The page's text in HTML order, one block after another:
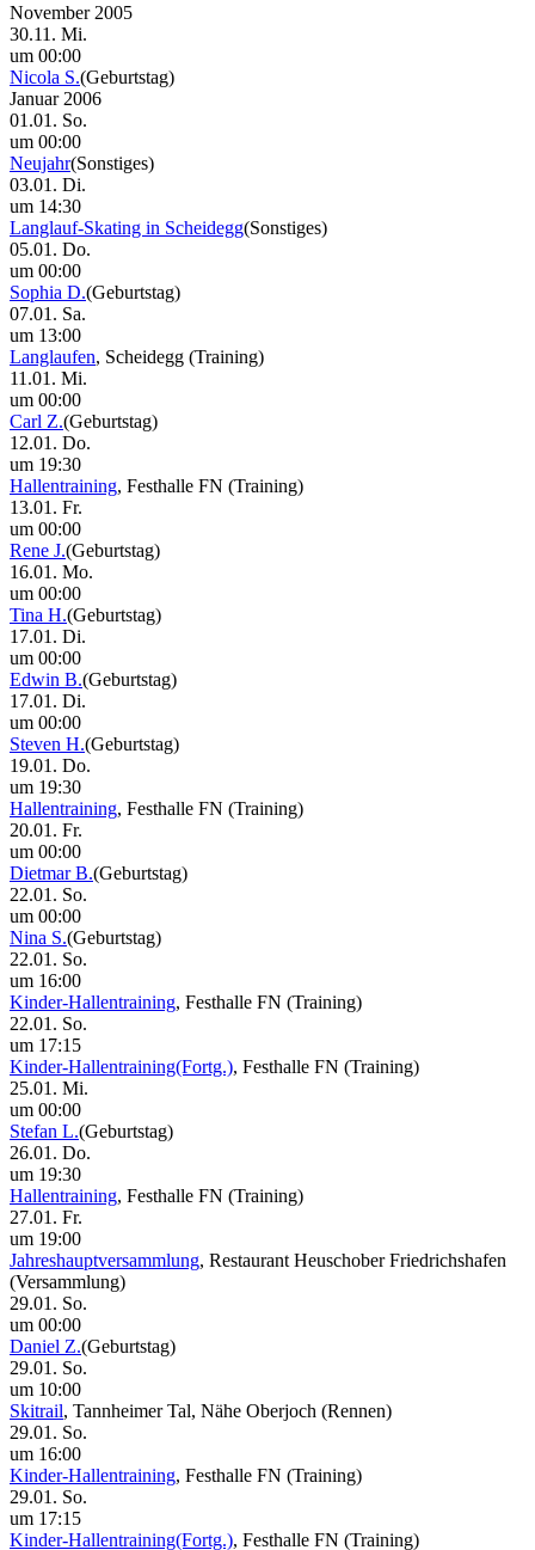
November 2005
30.11. Mi.
um 00:00
Nicola S.(Geburtstag)
Januar 2006
01.01. So.
um 00:00
Neujahr(Sonstiges)
03.01. Di.
um 14:30
Langlauf-Skating in Scheidegg(Sonstiges)
05.01. Do.
um 00:00
Sophia D.(Geburtstag)
07.01. Sa.
um 13:00
Langlaufen, Scheidegg (Training)
11.01. Mi.
um 00:00
Carl Z.(Geburtstag)
12.01. Do.
um 19:30
Hallentraining, Festhalle FN (Training)
13.01. Fr.
um 00:00
Rene J.(Geburtstag)
16.01. Mo.
um 00:00
Tina H.(Geburtstag)
17.01. Di.
um 00:00
Edwin B.(Geburtstag)
17.01. Di.
um 00:00
Steven H.(Geburtstag)
19.01. Do.
um 19:30
Hallentraining, Festhalle FN (Training)
20.01. Fr.
um 00:00
Dietmar B.(Geburtstag)
22.01. So.
um 00:00
Nina S.(Geburtstag)
22.01. So.
um 16:00
Kinder-Hallentraining, Festhalle FN (Training)
22.01. So.
um 17:15
Kinder-Hallentraining(Fortg.), Festhalle FN (Training)
25.01. Mi.
um 00:00
Stefan L.(Geburtstag)
26.01. Do.
um 19:30
Hallentraining, Festhalle FN (Training)
27.01. Fr.
um 19:00
Jahreshauptversammlung, Restaurant Heuschober Friedrichshafen
(Versammlung)
29.01. So.
um 00:00
Daniel Z.(Geburtstag)
29.01. So.
um 10:00
Skitrail, Tannheimer Tal, Nähe Oberjoch (Rennen)
29.01. So.
um 16:00
Kinder-Hallentraining, Festhalle FN (Training)
29.01. So.
um 17:15
Kinder-Hallentraining(Fortg.), Festhalle FN (Training)